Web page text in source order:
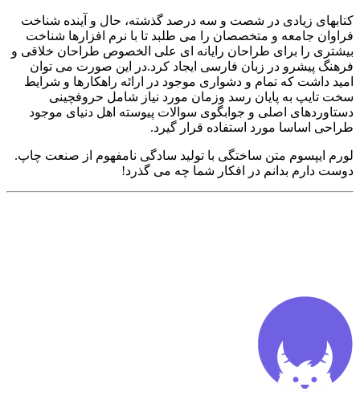
کتابهای زیادی در شصت و سه درصد گذشته، حال و آینده شناخت
فراوان جامعه و متخصصان را می طلبد تا با نرم افزارها شناخت
بیشتری را برای طراحان رایانه ای علی الخصوص طراحان خلاقی و
فرهنگ پیشرو در زبان فارسی ایجاد کرد.در این صورت می توان
امید داشت که تمام و دشواری موجود در ارائه راهکارها و شرایط
سخت تایپ به پایان رسد وزمان مورد نیاز شامل حروفچینی
دستاوردهای اصلی و جوابگوی سوالات پیوسته اهل دنیای موجود
طراحی اساسا مورد استفاده قرار گیرد.
لورم ایپسوم متن ساختگی با تولید سادگی نامفهوم از صنعت چاپ.
دوست دارم بدانم در افکار شما چه می گذرد!